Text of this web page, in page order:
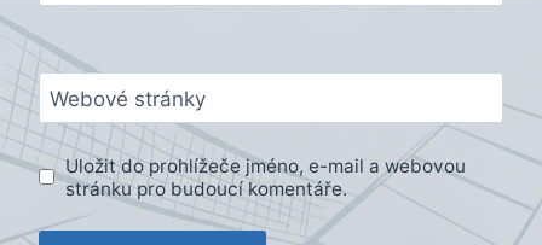
Webové stránky
Uložit do prohlížeče jméno, e-mail a webovou
stránku pro budoucí komentáře.